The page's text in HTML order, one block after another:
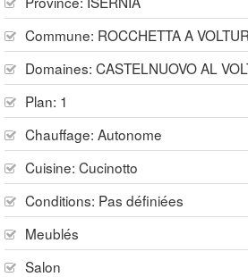
Commune: ROCCHETTA A
Domaines: CASTELNUOVO AL
Plan: 1
Chauffage: Autonome
Cuisine: Cucinotto
Conditions: Pas définiées
Meublés
Salon